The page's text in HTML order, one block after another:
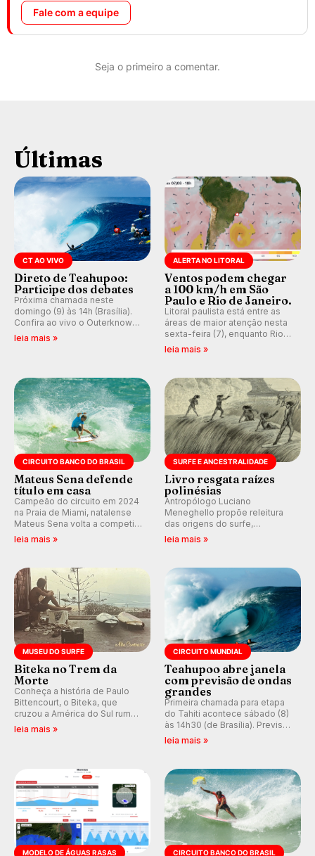
Fale com a equipe
Seja o primeiro a comentar.
Últimas
CT AO VIVO
Direto de Teahupoo:
Participe dos debates
Próxima chamada neste
domingo (9) às 14h (Brasília).
Confira ao vivo o Outerknown
Tahiti Pro 2026 e participe dos
leia mais »
ALERTA NO LITORAL
Ventos podem chegar
a 100 km/h em São
Paulo e Rio de Janeiro.
Litoral paulista está entre as
áreas de maior atenção nesta
sexta-feira (7), enquanto Rio
de Janeiro também recebe
km/h em Itanhaém.
leia mais »
CIRCUITO BANCO DO BRASIL
Mateus Sena defende
título em casa
Campeão do circuito em 2024
na Praia de Miami, natalense
Mateus Sena volta a competir
em casa em busca de manter a
leia mais »
SURFE E ANCESTRALIDADE
Livro resgata raízes
polinésias
Antropólogo Luciano
Meneghello propõe releitura
das origens do surfe,
resgatando a cultura polinésia
prática em esporte e indústria.
leia mais »
MUSEU DO SURFE
Biteka no Trem da
Morte
Conheça a história de Paulo
Bittencourt, o Biteka, que
cruzou a América do Sul rumo
ao Pacífico em uma jornada
leia mais »
CIRCUITO MUNDIAL
Teahupoo abre janela
com previsão de ondas
grandes
Primeira chamada para etapa
do Tahiti acontece sábado (8)
às 14h30 (de Brasília). Previsão
indica swell consistente.
Kelly Slater convidado.
leia mais »
MODELO DE ÁGUAS RASAS CIRCUITO BANCO DO BRASIL